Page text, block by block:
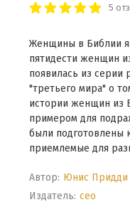
5
Женщины в Библии
пятидести женщин
появилась из
"третьего мира" о
истории женщин из
примером для
были подготовлены
приемлемые для
Автор: Юнис Придди
Издатель: ceo